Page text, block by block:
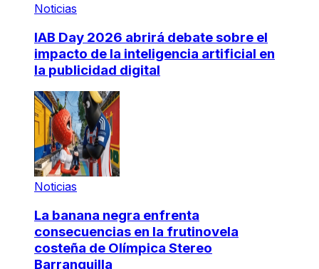
Noticias
IAB Day 2026 abrirá debate sobre el
impacto de la inteligencia artificial en
la publicidad digital
Noticias
La banana negra enfrenta
consecuencias en la frutinovela
costeña de Olímpica Stereo
Barranquilla